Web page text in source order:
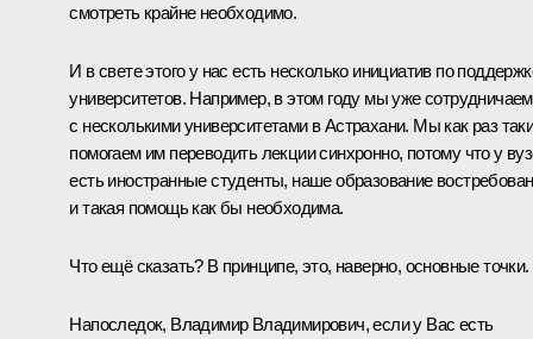
смотреть крайне необходимо.
И в свете этого у нас есть несколько инициатив по
университетов. Например, в этом году мы уже сотрудничаем
с несколькими университетами в Астрахани. Мы как раз
помогаем им переводить лекции синхронно, потому что у
есть иностранные студенты, наше образование
и такая помощь как бы необходима.
Что ещё сказать? В принципе, это, наверно, основные точки.
Напоследок, Владимир Владимирович, если у Вас есть